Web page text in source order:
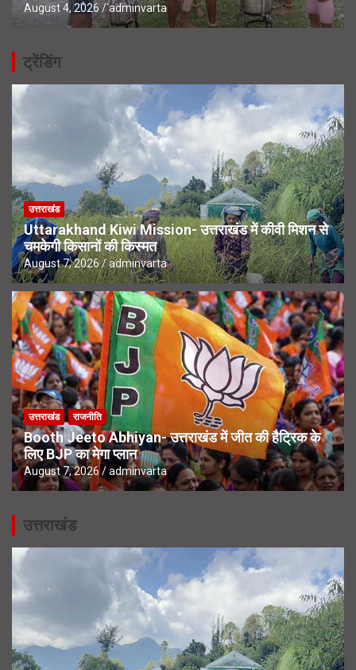
August 4, 2026 adminvarta
ट्रेंडिंग
उत्तराखंड
Uttarakhand Kiwi Mission- उत्तराखंड में कीवी मिशन से
चमकेगी किसानों की किस्मत
August 7, 2026 adminvarta
उत्तराखंड राजनीति
Booth Jeeto Abhiyan- उत्तराखंड में जीत की हैट्रिक के
लिए BJP का मेगा प्लान
August 7, 2026 adminvarta
उत्तराखंड